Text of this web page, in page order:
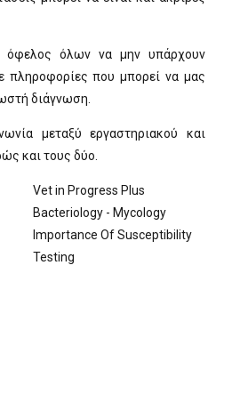
όφελος όλων να μην υπάρχουν
πληροφορίες που μπορεί να μας
διάγνωση.
μεταξύ εργαστηριακού και
και τους δύο.
Vet in Progress Plus
Bacteriology - Mycology
Importance Of Susceptibility
Testing